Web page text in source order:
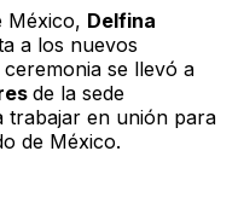
México, Delfina
a los nuevos
se llevó a
de la sede
trabajar en unión para
de México.